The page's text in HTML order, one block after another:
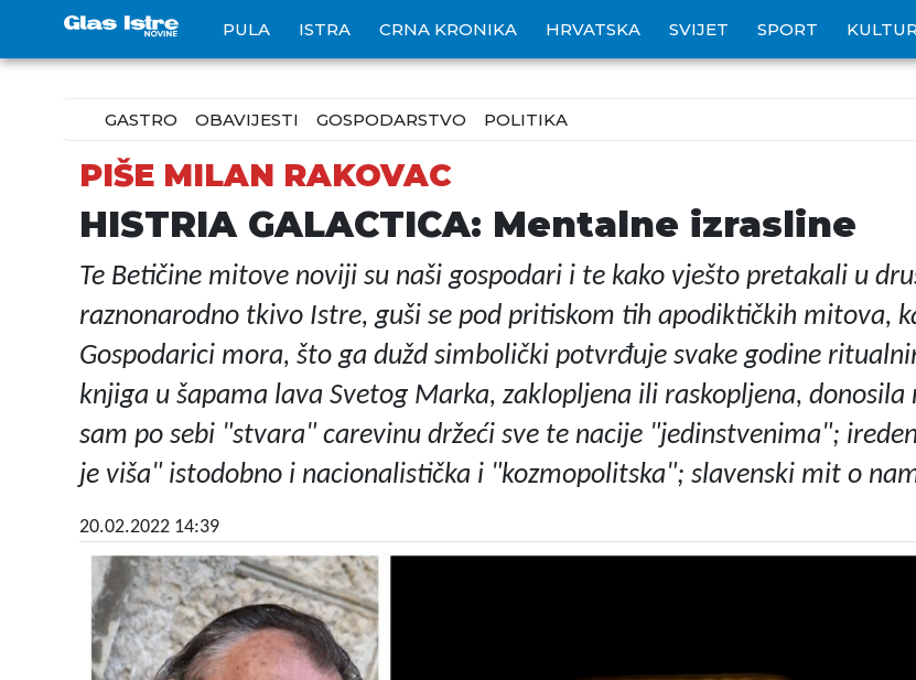
PULA ISTRA CRNA KRONIKA HRVATSKA SVIJET SPORT
GASTRO OBAVIJESTI GOSPODARSTVO POLITIKA
PIŠE MILAN RAKOVAC
HISTRIA GALACTICA: Mentalne izrasline
Te Betičine mitove noviji su naši gospodari i te kako vješto pretakali u
raznonarodno tkivo Istre, guši se pod pritiskom tih apodiktičkih mitova,
Gospodarici mora, što ga dužd simbolički potvrđuje svake godine
knjiga u šapama lava Svetog Marka, zaklopljena ili raskopljena,
sam po sebi "stvara" carevinu držeći sve te nacije "jedinstvenima";
je viša" istodobno i nacionalistička i "kozmopolitska"; slavenski mit o
20.02.2022 14:39